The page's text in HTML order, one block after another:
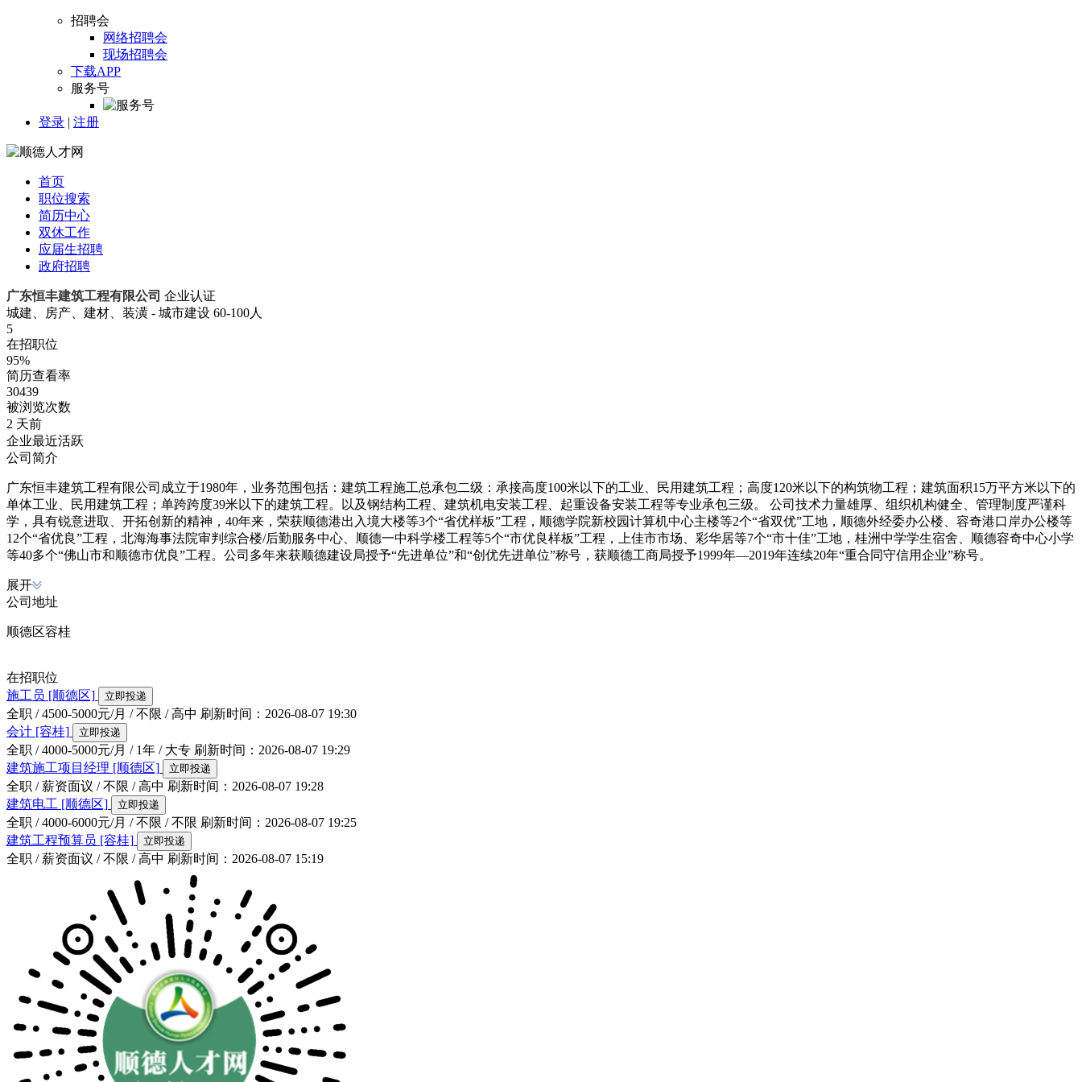
招聘会
网络招聘会
现场招聘会
下载APP
服务号
登录 | 注册
首页
职位搜索
简历中心
双休工作
应届生招聘
政府招聘
广东恒丰建筑工程有限公司 企业认证
城建、房产、建材、装潢 - 城市建设 60-100人
5
在招职位
95%
简历查看率
30439
被浏览次数
2 天前
企业最近活跃
公司简介
广东恒丰建筑工程有限公司成立于1980年，业务范围包括：建筑工程施工总承包二级：承接高度100米以下的工业、民用建筑工程；高度120米以下的构筑物工程；建筑面积15万平方米以下的
单体工业、民用建筑工程；单跨跨度39米以下的建筑工程。以及钢结构工程、建筑机电安装工程、起重设备安装工程等专业承包三级。 公司技术力量雄厚、组织机构健全、管理制度严谨科
学，具有锐意进取、开拓创新的精神，40年来，荣获顺德港出入境大楼等3个“省优样板”工程，顺德学院新校园计算机中心主楼等2个“省双优”工地，顺德外经委办公楼、容奇港口岸办公楼等
12个“省优良”工程，北海海事法院审判综合楼/后勤服务中心、顺德一中科学楼工程等5个“市优良样板”工程，上佳市市场、彩华居等7个“市十佳”工地，桂洲中学学生宿舍、顺德容奇中心小学
等40多个“佛山市和顺德市优良”工程。公司多年来获顺德建设局授予“先进单位”和“创优先进单位”称号，获顺德工商局授予1999年—2019年连续20年“重合同守信用企业”称号。
展开
公司地址
顺德区容桂
在招职位
施工员 [顺德区] 立即投递
全职 / 4500-5000元/月 / 不限 / 高中 刷新时间：2026-08-07 19:30
会计 [容桂] 立即投递
全职 / 4000-5000元/月 / 1年 / 大专 刷新时间：2026-08-07 19:29
建筑施工项目经理 [顺德区] 立即投递
全职 / 薪资面议 / 不限 / 高中 刷新时间：2026-08-07 19:28
建筑电工 [顺德区] 立即投递
全职 / 4000-6000元/月 / 不限 / 不限 刷新时间：2026-08-07 19:25
建筑工程预算员 [容桂] 立即投递
全职 / 薪资面议 / 不限 / 高中 刷新时间：2026-08-07 15:19